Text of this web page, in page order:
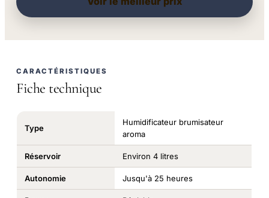
CARACTÉRISTIQUES
Fiche technique
Type
Humidificateur brumisateur
aroma
Réservoir Environ 4 litres
Autonomie Jusqu'à 25 heures